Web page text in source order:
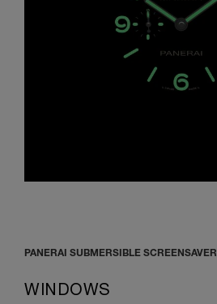
PANERAI SUBMERSIBLE SCREENSAVER
WINDOWS